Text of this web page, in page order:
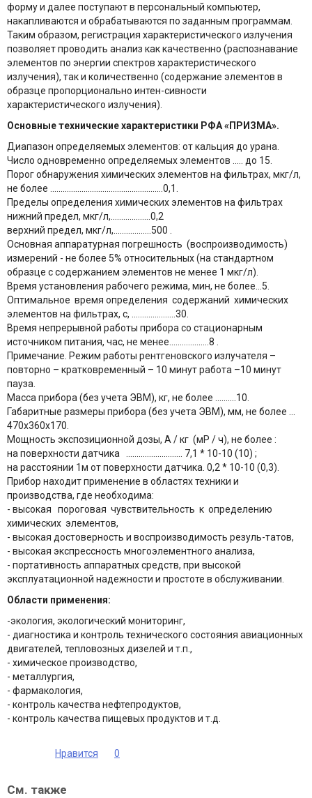
форму и далее поступают в персональный компьютер,
накапливаются и обрабатываются по заданным программам.
Таким образом, регистрация характеристического излучения
позволяет проводить анализ как качественно (распознавание
элементов по энергии спектров характеристического
излучения), так и количественно (содержание элементов в
образце пропорционально интен-сивности
характеристического излучения).
Основные технические характеристики РФА «ПРИЗМА».
Диапазон определяемых элементов: от кальция до урана.
Число одновременно определяемых элементов ..... до 15.
Порог обнаружения химических элементов на фильтрах, мкг/л,
не более ......................................................0,1.
Пределы определения химических элементов на фильтрах
нижний предел, мкг/л,...................0,2
верхний предел, мкг/л,..................500 .
Основная аппаратурная погрешность (воспроизводимость)
измерений - не более 5% относительных (на стандартном
образце с содержанием элементов не менее 1 мкг/л).
Время установления рабочего режима, мин, не более...5.
Оптимальное время определения содержаний химических
элементов на фильтрах, с, .....................30.
Время непрерывной работы прибора со стационарным
источником питания, час, не менее...................8 .
Примечание. Режим работы рентгеновского излучателя –
повторно – кратковременный – 10 минут работа –10 минут
пауза.
Масса прибора (без учета ЭВМ), кг, не более ..........10.
Габаритные размеры прибора (без учета ЭВМ), мм, не более …
470x360x170.
Мощность экспозиционной дозы, А / кг (мР / ч), не более :
на поверхности датчика ........................... 7,1 * 10-10 (10) ;
на расстоянии 1м от поверхности датчика. 0,2 * 10-10 (0,3).
Прибор находит применение в областях техники и
производства, где необходима:
- высокая пороговая чувствительность к определению
химических элементов,
- высокая достоверность и воспроизводимость резуль-татов,
- высокая экспрессность многоэлементного анализа,
- портативность аппаратных средств, при высокой
эксплуатационной надежности и простоте в обслуживании.
Области применения:
-экология, экологический мониторинг,
- диагностика и контроль технического состояния авиационных
двигателей, тепловозных дизелей и т.п.,
- химическое производство,
- металлургия,
- фармакология,
- контроль качества нефтепродуктов,
- контроль качества пищевых продуктов и т.д.
Нравится 0
См. также